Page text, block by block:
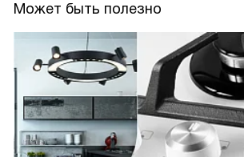
Может быть полезно